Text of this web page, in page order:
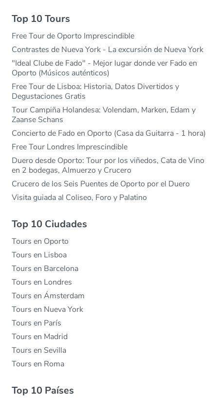
Top 10 Tours
Free Tour de Oporto Imprescindible
Contrastes de Nueva York - La excursión de Nueva York
"Ideal Clube de Fado" - Mejor lugar donde ver Fado en
Oporto (Músicos auténticos)
Free Tour de Lisboa: Historia, Datos Divertidos y
Degustaciones Gratis
Tour Campiña Holandesa: Volendam, Marken, Edam y
Zaanse Schans
Concierto de Fado en Oporto (Casa da Guitarra - 1 hora)
Free Tour Londres Imprescindible
Duero desde Oporto: Tour por los viñedos, Cata de Vino
en 2 bodegas, Almuerzo y Crucero
Crucero de los Seis Puentes de Oporto por el Duero
Visita guiada al Coliseo, Foro y Palatino
Top 10 Ciudades
Tours en Oporto
Tours en Lisboa
Tours en Barcelona
Tours en Londres
Tours en Ámsterdam
Tours en Nueva York
Tours en París
Tours en Madrid
Tours en Sevilla
Tours en Roma
Top 10 Países